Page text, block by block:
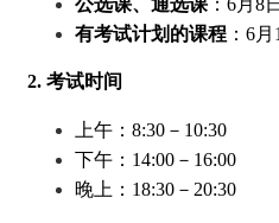
公选课、通选课 ： 6月8
有考试计划的课程 ： 6月
2. 考试时间
上午： 8:30 － 10:30
下午： 14:00 － 16:00
晚上： 18:30 － 20:30